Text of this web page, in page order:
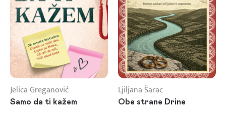
Jelica Greganović
Samo da ti kažem
Ljiljana Šarac
Obe strane Drine